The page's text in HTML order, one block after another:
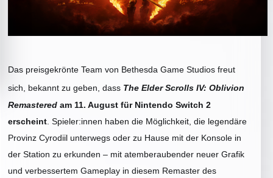
Das preisgekrönte Team von Bethesda Game Studios freut
sich, bekannt zu geben, dass The Elder Scrolls IV: Oblivion
Remastered am 11. August für Nintendo Switch 2
erscheint. Spieler:innen haben die Möglichkeit, die legendäre
Provinz Cyrodiil unterwegs oder zu Hause mit der Konsole in
der Station zu erkunden – mit atemberaubender neuer Grafik
und verbessertem Gameplay in diesem Remaster des